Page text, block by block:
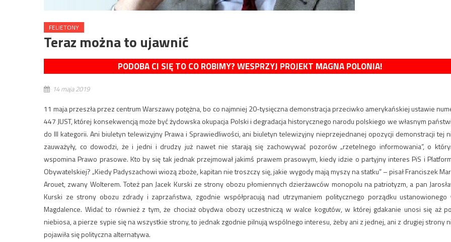
FELIETONY
Teraz można to ujawnić
PODOBA CI SIĘ TO CO ROBIMY? WESPRZYJ PROJEKT MAGNA POLONIA!
14 maja 2019
11 maja przeszła przez centrum Warszawy potężna, bo co najmniej 20-tysięczna demonstracja przeciwko amerykańskiej ustawie
447 JUST, której konsekwencją może być żydowska okupacja Polski i degradacja historycznego narodu polskiego we własnym
do III kategorii. Ani biuletyn telewizyjny Prawa i Sprawiedliwości, ani biuletyn telewizyjny nieprzejednanej opozycji demonstracji tej
zauważyły, co dowodzi, że i jedni i drudzy już nawet nie starają się zachowywać pozorów „rzetelnego informowania”, o
wspomina Prawo prasowe. Kto by się tak jednak przejmował jakimś prawem prasowym, kiedy idzie o partyjny interes PiS i
Obywatelskiej? „Kiedy Padyszachowi wiozą zboże, kapitan nie troszczy się, jakie wygody mają myszy na statku” – pisał Franciszek
Arouet, zwany Wolterem. Toteż pan Jacek Kurski ze strony obozu płomiennych dzierżawców monopolu na patriotyzm, a pan
Kurski ze strony obozu zdrady i zaprzaństwa, zgodnie współpracują nad utrzymaniem politycznego porządku ustanowionego
Magdalence. Widać to również z tym, że chociaż obydwa obozy uczestniczą w walce kogutów, w której gdakanie unosi się aż
niebiosa, a pierze sypie się na wszystkie strony, to jednak zgodnie pilnują wspólnego interesu, żeby ani z jednej, ani z drugiej strony
pojawiła się polityczna alternatywa.